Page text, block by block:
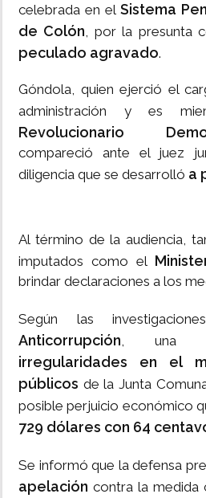
celebrada en el Sistema
de Colón, por la presunta
peculado agravado.
Góndola, quien ejerció el
administración y es
Revolucionario
compareció ante el juez
diligencia que se desarrolló a
Al término de la audiencia,
imputados como el
brindar declaraciones a los
Según las
Anticorrupción, una
irregularidades en el
públicos de la Junta
posible perjuicio económico
729 dólares con 64
Se informó que la defensa
apelación contra la medida